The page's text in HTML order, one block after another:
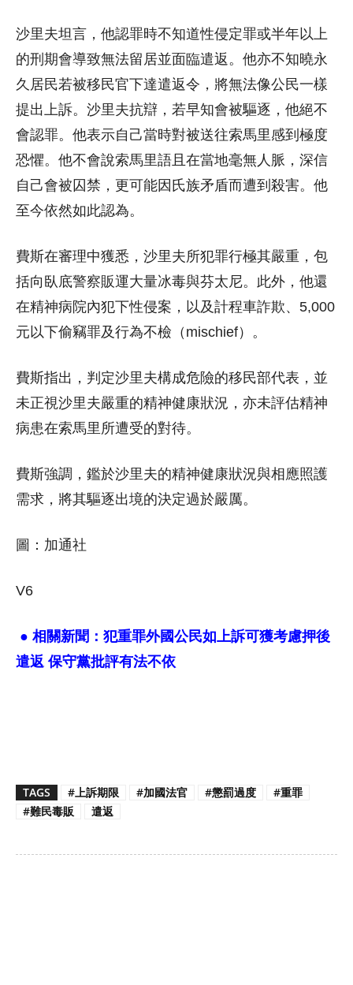
沙里夫坦言，他認罪時不知道性侵定罪或半年以上
的刑期會導致無法留居並面臨遣返。他亦不知曉永
久居民若被移民官下達遣返令，將無法像公民一樣
提出上訴。沙里夫抗辯，若早知會被驅逐，他絕不
會認罪。他表示自己當時對被送往索馬里感到極度
恐懼。他不會說索馬里語且在當地毫無人脈，深信
自己會被囚禁，更可能因氏族矛盾而遭到殺害。他
至今依然如此認為。
費斯在審理中獲悉，沙里夫所犯罪行極其嚴重，包
括向臥底警察販運大量冰毒與芬太尼。此外，他還
在精神病院內犯下性侵案，以及計程車詐欺、5,000
元以下偷竊罪及行為不檢（mischief）。
費斯指出，判定沙里夫構成危險的移民部代表，並
未正視沙里夫嚴重的精神健康狀況，亦未評估精神
病患在索馬里所遭受的對待。
費斯強調，鑑於沙里夫的精神健康狀況與相應照護
需求，將其驅逐出境的決定過於嚴厲。
圖：加通社
V6
● 相關新聞：犯重罪外國公民如上訴可獲考慮押後
遣返 保守黨批評有法不依
TAGS #上訴期限 #加國法官 #懲罰過度
#重罪
#難民毒販
遣返